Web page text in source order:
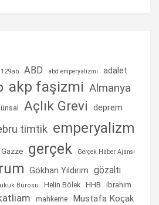
129ab ABD abd emperyalizmi adalet
akp faşizmi Almanya
Açlık Grevi deprem
timtik emperyalizm
Gazze gerçek Gerçek Haber Ajansı
Gökhan Yıldırım gözaltı
Bürosu Helin Bölek HHB
ibrahim
mahkeme Mustafa Koçak